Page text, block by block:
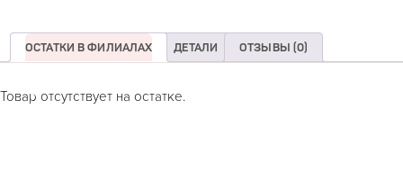
ОСТАТКИ В ФИЛИАЛАХ ДЕТАЛИ ОТЗЫВЫ (0)
Товар отсутствует на остатке.